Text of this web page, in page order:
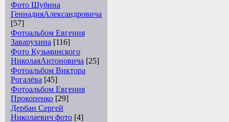
Фото Шубина
ГеннадияАлександровича
[57]
Фотоальбом Евгения
Заварухина [116]
Фото Кузьминского
НиколаяАнтоновича [25]
Фотоальбом Виктора
Рогалёва [45]
Фотоальбом Евгения
Прокопенко [29]
Дербан Сергей
Николаевич фото [4]